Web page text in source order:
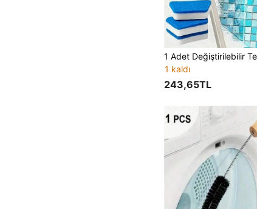
1 kaldı
243,65TL